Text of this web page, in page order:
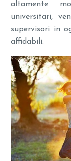
altamente
universitari,
supervisori in
affidabili.